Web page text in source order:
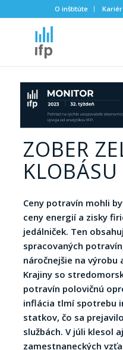
O inštitúte
ZOBER
KLOBÁSU
Ceny potravín mohli
ceny energií a zisky
jedálniček. Ten
spracovaných
náročnejšie na výrobu
Krajiny so
potravín polovičnú
inflácia tlmí spotrebu
statkov, čo sa
službách. V júli klesol
zamestnaneckých